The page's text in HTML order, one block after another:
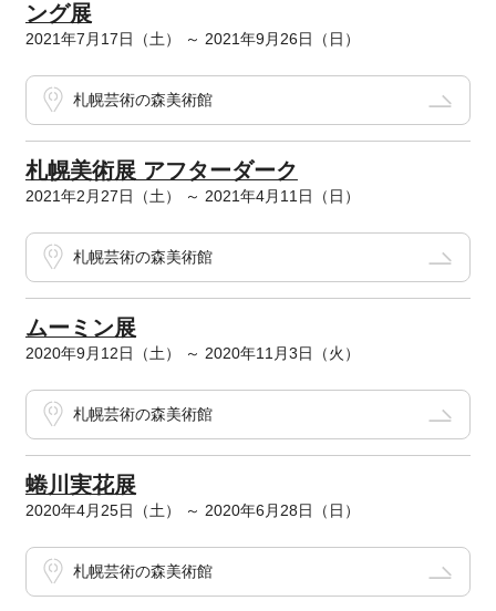
ング展
2021年7月17日（土） ～ 2021年9月26日（日）
札幌芸術の森美術館
札幌美術展 アフターダーク
2021年2月27日（土） ～ 2021年4月11日（日）
札幌芸術の森美術館
ムーミン展
2020年9月12日（土） ～ 2020年11月3日（火）
札幌芸術の森美術館
蜷川実花展
2020年4月25日（土） ～ 2020年6月28日（日）
札幌芸術の森美術館